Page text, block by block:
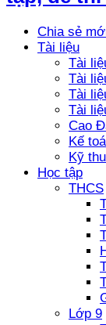
Chia sẻ
Tài liệu
Tài
Tài
Tài
Tài
Cao
Kế
Kỹ
Học tập
THCS
Lớp 9